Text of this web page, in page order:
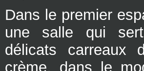
Dans le premier
une salle qui
délicats carreaux
crème, dans le